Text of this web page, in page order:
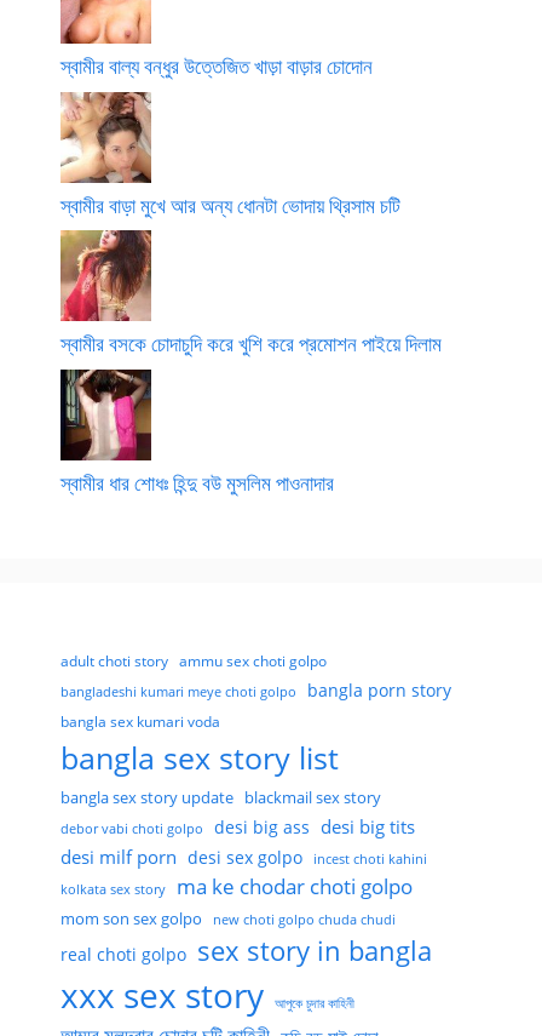
স্বামীর বাল্য বন্ধুর উত্তেজিত খাড়া বাড়ার চোদোন
স্বামীর বাড়া মুখে আর অন্য ধোনটা ভোদায় থ্রিসাম চটি
স্বামীর বসকে চোদাচুদি করে খুশি করে প্রমোশন পাইয়ে দিলাম
স্বামীর ধার শোধঃ হিন্দু বউ মুসলিম পাওনাদার
adult choti story ammu sex choti golpo
bangladeshi kumari meye choti golpo bangla porn story
bangla sex kumari voda
bangla sex story list
bangla sex story update blackmail sex story
debor vabi choti golpo desi big ass desi big tits
desi milf porn desi sex golpo incest choti kahini
kolkata sex story ma ke chodar choti golpo
mom son sex golpo new choti golpo chuda chudi
real choti golpo sex story in bangla
xxx sex story আপুকে চুদার কাহিনী